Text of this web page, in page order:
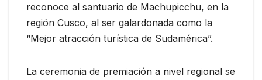
reconoce al santuario de Machupicchu, en la
región Cusco, al ser galardonada como la
“Mejor atracción turística de Sudamérica”.
La ceremonia de premiación a nivel regional se